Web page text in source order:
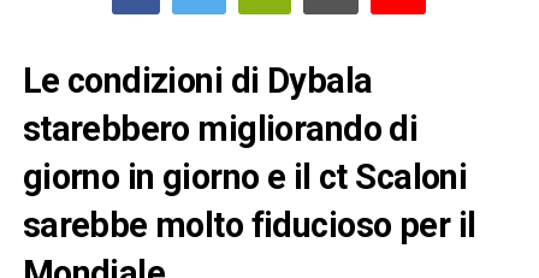
Le condizioni di Dybala
starebbero migliorando di
giorno in giorno e il ct Scaloni
sarebbe molto fiducioso per il